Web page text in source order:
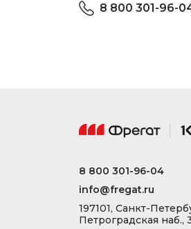
8 800 301-96-
8 800 301-96-04
info@fregat.ru
197101, Санкт-
Петроградская наб.,